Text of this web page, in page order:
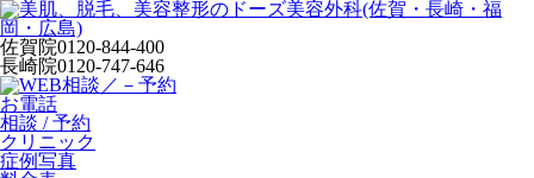
佐賀院0120-844-400
長崎院0120-747-646
お電話
相談 / 予約
クリニック
症例写真